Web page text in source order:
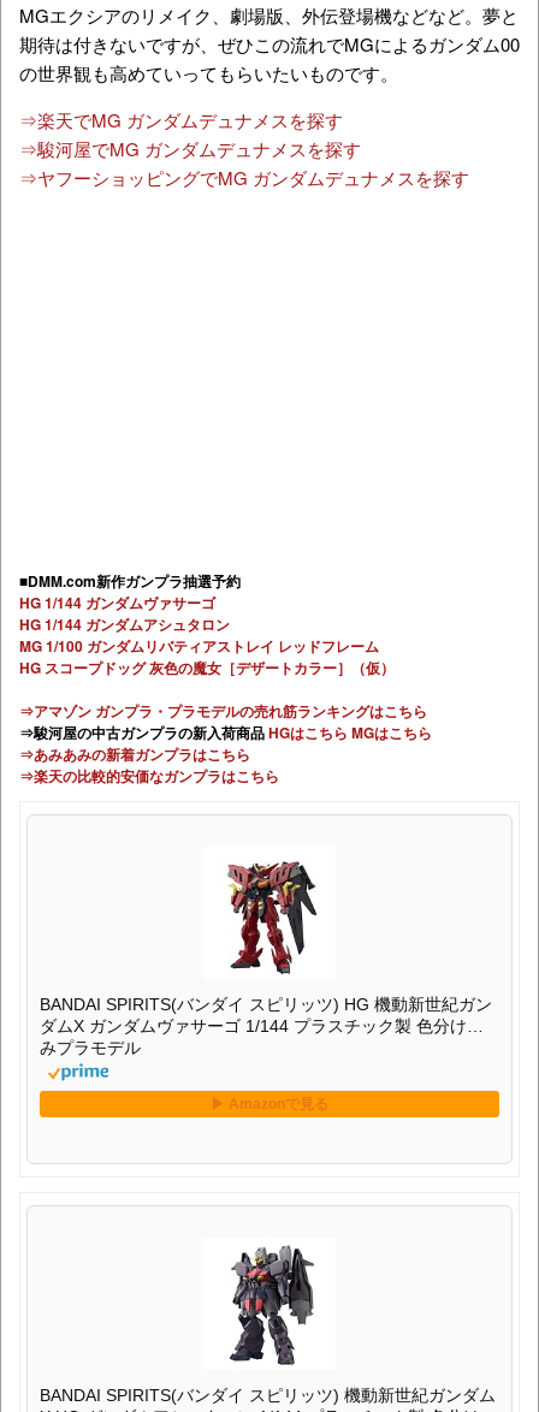
MGエクシアのリメイク、劇場版、外伝登場機などなど。夢と
期待は付きないですが、ぜひこの流れでMGによるガンダム00
の世界観も高めていってもらいたいものです。
⇒楽天でMG ガンダムデュナメスを探す
⇒駿河屋でMG ガンダムデュナメスを探す
⇒ヤフーショッピングでMG ガンダムデュナメスを探す
■DMM.com新作ガンプラ抽選予約
HG 1/144 ガンダムヴァサーゴ
HG 1/144 ガンダムアシュタロン
MG 1/100 ガンダムリバティアストレイ レッドフレーム
HG スコープドッグ 灰色の魔女［デザートカラー］（仮）
⇒アマゾン ガンプラ・プラモデルの売れ筋ランキングはこちら
⇒駿河屋の中古ガンプラの新入荷商品HGはこちら MGはこちら
⇒あみあみの新着ガンプラはこちら
⇒楽天の比較的安価なガンプラはこちら
BANDAI SPIRITS(バンダイ スピリッツ) HG 機動新世紀ガン
ダムX ガンダムヴァサーゴ 1/144 プラスチック製 色分け済
みプラモデル
BANDAI SPIRITS(バンダイ スピリッツ) 機動新世紀ガンダム